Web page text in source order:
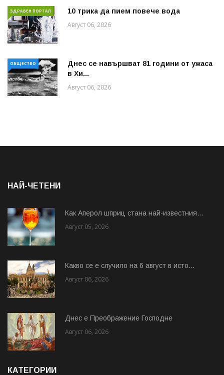
ЗДРАВЕН ПОРТАЛ 10 трика да пием повече вода
Август 06, 2026
ОБЩЕСТВО
Днес се навършват 81 години от ужаса
в Хи...
Август 06, 2026
НАЙ-ЧЕТЕНИ
Как Аперол шприц стана най-известния...
Август 05, 2026
Какво се е случило на 6 август в исто...
Август 06, 2026
Днес е Преображение Господне
Август 06, 2026
КАТЕГОРИИ